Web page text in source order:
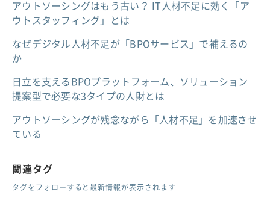
アウトソーシングはもう古い？ IT人材不足に効く「ア
ウトスタッフィング」とは
なぜデジタル人材不足が「BPOサービス」で補えるの
か
日立を支えるBPOプラットフォーム、ソリューション
提案型で必要な3タイプの人財とは
アウトソーシングが残念ながら「人材不足」を加速させ
ている
関連タグ
タグをフォローすると最新情報が表示されます